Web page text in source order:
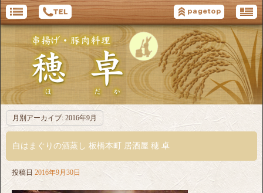
月別アーカイブ: 2016年9月
白はまぐりの酒蒸し 板橋本町 居酒屋 穂 卓
投稿日 2016年9月30日